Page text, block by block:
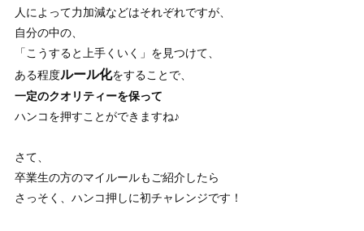
人によって力加減などはそれぞれですが、
自分の中の、
「こうすると上手くいく」を見つけて、
ある程度ルール化をすることで、
一定のクオリティーを保って
ハンコを押すことができますね♪
さて、
卒業生の方のマイルールもご紹介したら
さっそく、ハンコ押しに初チャレンジです！